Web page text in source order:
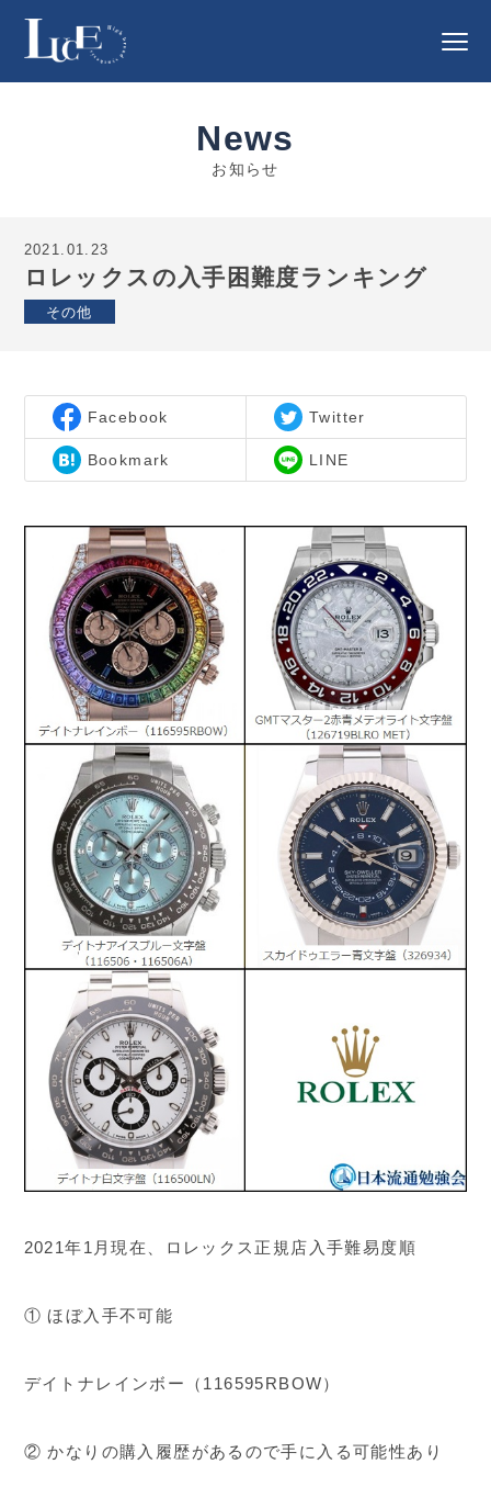
News
お知らせ
2021.01.23
ロレックスの入手困難度ランキング
その他
Facebook Twitter
Bookmark LINE
2021年1月現在、ロレックス正規店入手難易度順
① ほぼ入手不可能
デイトナレインボー（116595RBOW）
② かなりの購入履歴があるので手に入る可能性あり